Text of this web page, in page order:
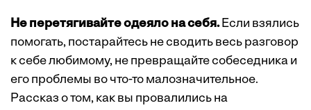
Не перетягивайте одеяло на себя.Если взялись
помогать, постарайтесь не сводить весь разговор
к себе любимому, не превращайте собеседника и
его проблемы во что-то малозначительное.
Рассказ о том, как вы провалились на